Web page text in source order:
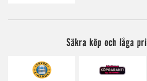
Säkra köp och låga